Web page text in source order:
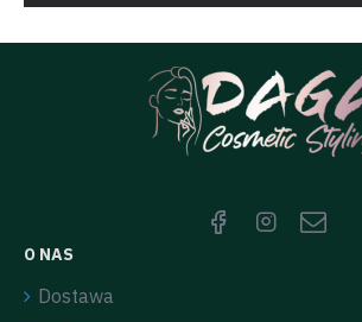
O NAS
Dostawa